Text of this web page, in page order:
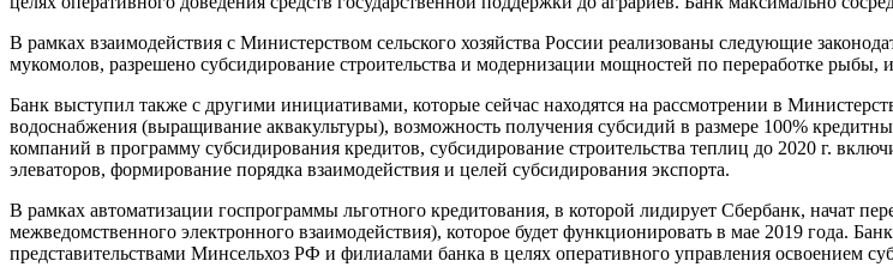
В рамках взаимодействия с Министерством сельского хозяйства России реализованы следующие
мукомолов, разрешено субсидирование строительства и модернизации мощностей по переработке рыбы,
Банк выступил также с другими инициативами, которые сейчас находятся на рассмотрении в
водоснабжения (выращивание аквакультуры), возможность получения субсидий в размере 100%
компаний в программу субсидирования кредитов, субсидирование строительства теплиц до 2020 г.
элеваторов, формирование порядка взаимодействия и целей субсидирования экспорта.
В рамках автоматизации госпрограммы льготного кредитования, в которой лидирует Сбербанк, начат
межведомственного электронного взаимодействия), которое будет функционировать в мае 2019 года.
представительствами Минсельхоз РФ и филиалами банка в целях оперативного управления освоением